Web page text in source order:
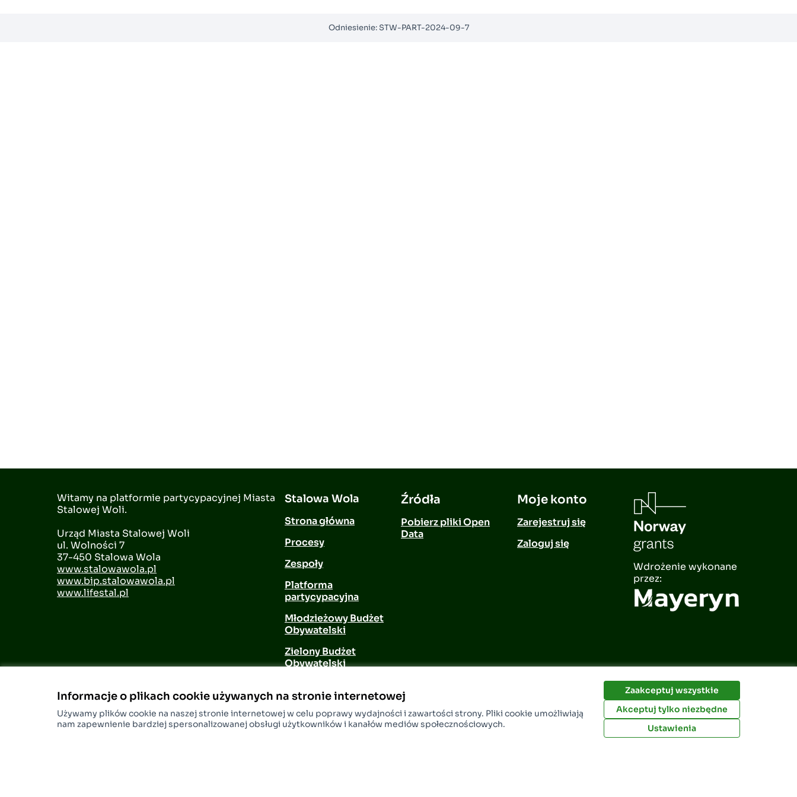
Informacje o plikach cookie używanych na stronie internetowej
Używamy plików cookie na naszej stronie internetowej w celu poprawy wydajności i zawartości strony. Pliki cookie umożliwiają
nam zapewnienie bardziej spersonalizowanej obsługi użytkowników i kanałów mediów społecznościowych.
Zaakceptuj wszystkie
Akceptuj tylko niezbędne
Ustawienia
Odniesienie: STW-PART-2024-09-7
Witamy na platformie partycypacyjnej Miasta
Stalowej Woli.
Urząd Miasta Stalowej Woli
ul. Wolności 7
37-450 Stalowa Wola
www.stalowawola.pl
www.bip.stalowawola.pl
www.lifestal.pl
Stalowa Wola
Strona główna
Procesy
Zespoły
Platforma
partycypacyjna
Młodzieżowy Budżet
Obywatelski
Zielony Budżet
Obywatelski
Kontakt
Źródła
Pobierz pliki Open
Data
Moje konto
Zarejestruj się
Zaloguj się
Wdrożenie wykonane
przez: